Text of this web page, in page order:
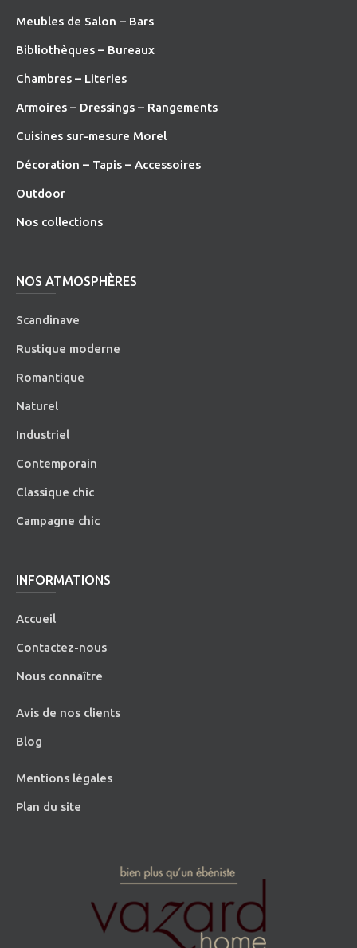
Meubles de Salon – Bars
Bibliothèques – Bureaux
Chambres – Literies
Armoires – Dressings – Rangements
Cuisines sur-mesure Morel
Décoration – Tapis – Accessoires
Outdoor
Nos collections
NOS ATMOSPHÈRES
Scandinave
Rustique moderne
Romantique
Naturel
Industriel
Contemporain
Classique chic
Campagne chic
INFORMATIONS
Accueil
Contactez-nous
Nous connaître
Avis de nos clients
Blog
Mentions légales
Plan du site